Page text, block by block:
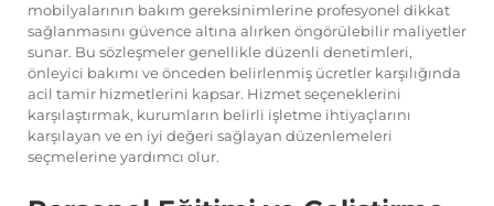
mobilyalarının bakım gereksinimlerine profesyonel dikkat
sağlanmasını güvence altına alırken öngörülebilir maliyetler
sunar. Bu sözleşmeler genellikle düzenli denetimleri,
önleyici bakımı ve önceden belirlenmiş ücretler karşılığında
acil tamir hizmetlerini kapsar. Hizmet seçeneklerini
karşılaştırmak, kurumların belirli işletme ihtiyaçlarını
karşılayan ve en iyi değeri sağlayan düzenlemeleri
seçmelerine yardımcı olur.